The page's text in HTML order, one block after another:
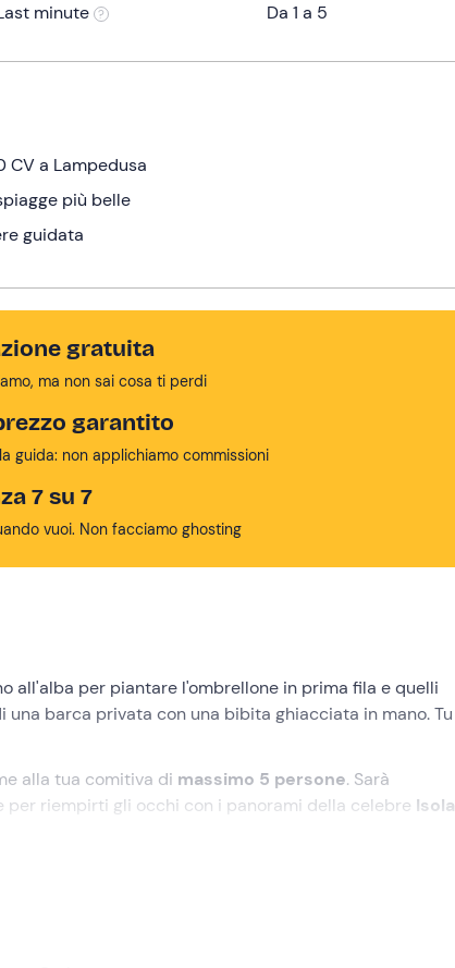
minute
Da 1 a 5
CV a Lampedusa
più belle
guidata
gratuita
ma non sai cosa ti perdi
garantito
guida: non applichiamo commissioni
7 su 7
vuoi. Non facciamo ghosting
all'alba per piantare l'ombrellone in prima fila e quelli
barca privata con una bibita ghiacciata in mano. Tu
alla tua comitiva di massimo 5 persone. Sarà
per riempirti gli occhi con i panorami della celebre Isola